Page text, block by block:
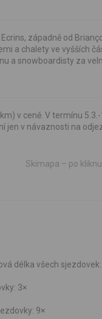
západně od
a chalety ve vyšších
a snowboardisty za
v ceně. V termínu
jen v návaznosti na
Skimapa – po
délka všech
3×
9×